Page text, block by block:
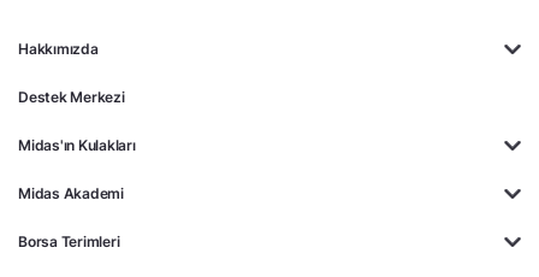
Hakkımızda
Destek Merkezi
Midas'ın Kulakları
Midas Akademi
Borsa Terimleri